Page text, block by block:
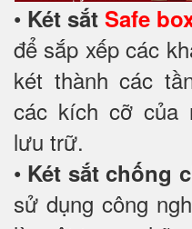
• Két sắt Safe
để sắp xếp các
két thành các
các kích cỡ của
lưu trữ.
• Két sắt chống
sử dụng công